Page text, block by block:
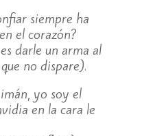
siempre ha
el corazón?
darle un arma al
no dispare).
yo soy el
en la cara le